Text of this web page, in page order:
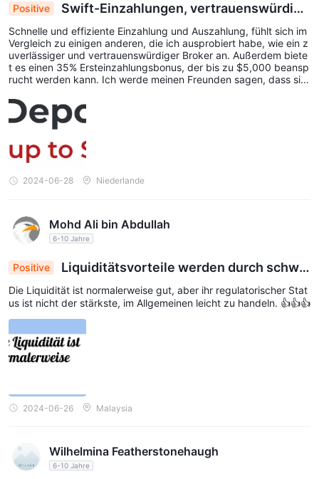
Positive
Swift-Einzahlungen, vertrauenswürdige
r Broker mit 35% Ersteinzahlungsbonus von bis z
u $5.000
Schnelle und effiziente Einzahlung und Auszahlung, fühlt sich im
Vergleich zu einigen anderen, die ich ausprobiert habe, wie ein z
uverlässiger und vertrauenswürdiger Broker an. Außerdem biete
t es einen 35% Ersteinzahlungsbonus, der bis zu $5,000 beansp
rucht werden kann. Ich werde meinen Freunden sagen, dass sie
2024-06-28 Niederlande
Mohd Ali bin Abdullah
6-10 Jahre
Positive
Liquiditätsvorteile werden durch schwa
che regulatorische Position ausgeglichen, der H
andel bleibt zugänglich 🤷‍♂️💸
Die Liquidität ist normalerweise gut, aber ihr regulatorischer Stat
us ist nicht der stärkste, im Allgemeinen leicht zu handeln. 👍👍👍
2024-06-26 Malaysia
Wilhelmina Featherstonehaugh
6-10 Jahre